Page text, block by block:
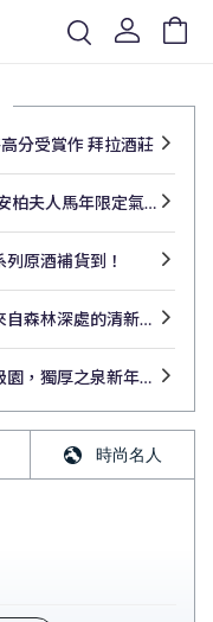
分受賞作 拜拉酒莊
【$586起】中秋送禮首選🌝安柏夫人馬年限定氣泡酒來了
列原酒補貨到！
【限量】白州威士忌再臨！來自森林深處的清新酒韻
【預購】最划算的布根地特級園，獨厚之泉新年份預購中！
時尚名人